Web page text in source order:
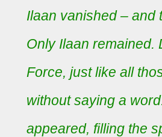
Ilaan vanished – and
Only Ilaan remained.
Force, just like all
without saying a
appeared, filling the